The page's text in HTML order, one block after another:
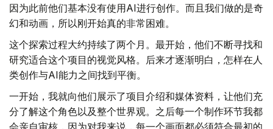
因为此前他们基本没有使用AI进行创作。而且我们做的是奇
幻和动画，所以刚开始真的非常困难。
这个探索过程大约持续了两个月。最开始，他们不断寻找和
研究适合这个项目的视觉风格。后来才逐渐明白，怎样在人
类创作与AI能力之间找到平衡。
一开始，我就向他们展示了项目介绍和媒体资料，让他们充
分了解这个角色以及整个世界观。之后每一个制作环节我都